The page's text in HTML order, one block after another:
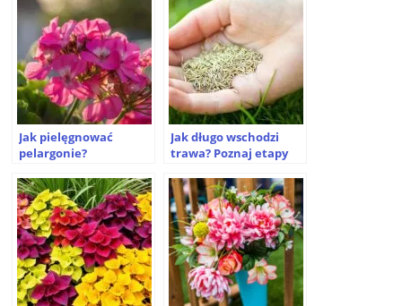
Jak pielęgnować
pelargonie?
Jak długo wschodzi
trawa? Poznaj etapy